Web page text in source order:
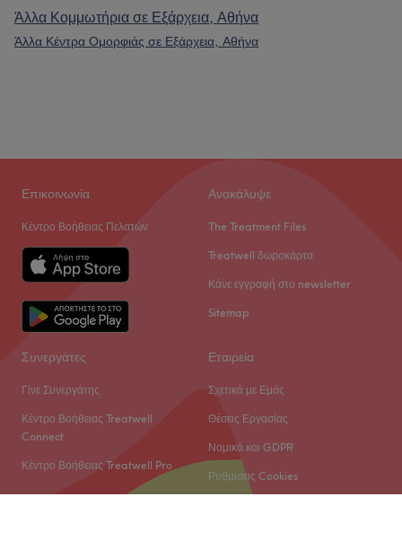
Άλλα Κομμωτήρια σε Εξάρχεια, Αθήνα
Άλλα Κέντρα Ομορφιάς σε Εξάρχεια, Αθήνα
Επικοινωνία
Κέντρο Βοήθειας Πελατών
Ανακάλυψε
The Treatment Files
Treatwell δωροκάρτα
Κάνε εγγραφή στο newsletter
Sitemap
Συνεργάτες
Γίνε Συνεργάτης
Κέντρο Βοήθειας Treatwell
Connect
Κέντρο Βοήθειας Treatwell Pro
Εταιρεία
Σχετικά με Εμάς
Θέσεις Εργασίας
Νομικά και GDPR
Ρυθμίσεις Cookies